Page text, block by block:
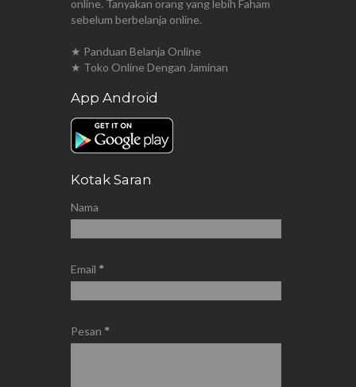
online. Tanyakan orang yang lebih Faham
sebelum berbelanja online.
★ Panduan Belanja Online
★ Toko Online Dengan Jaminan
App Android
Kotak Saran
Nama
Email *
Pesan *